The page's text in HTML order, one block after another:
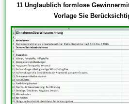
11 Unglaublich formlose
Vorlage Sie